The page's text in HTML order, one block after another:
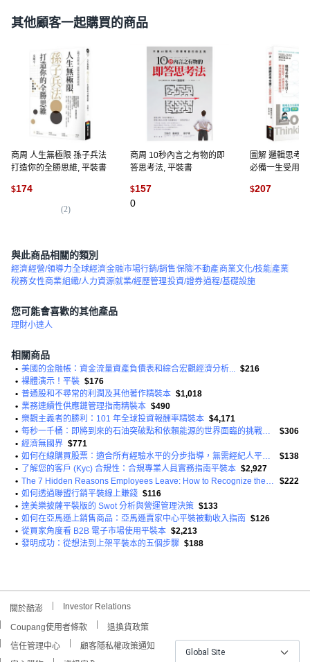
其他顧客一起購買的商品
商周 人生無極限 孫子兵法
打造你的全勝思維, 平裝書
$174
(2)
商周 10秒內言之有物的即
答思考法, 平裝書
$157
0
圖解 邏輯思考
必備一生受用！
維與應用, 平裝
$207
與此商品相關的類別
經濟經營/領導力全球經濟金融市場行銷/銷售保險不動產商業文化/技能產業
稅務女性商業組織/人力資源就業/經歷管理投資/證券過程/基礎設施
您可能會喜歡的其他產品
理財小達人
相關商品
• 美國的金融帳：資金流量資產負債表和綜合宏觀經濟分析...
$216
• 裸體演示！平裝 $176
• 普通股和不尋常的利潤及其他著作精裝本 $1,018
• 業務連續性供應鏈管理指南精裝本 $490
• 樂觀主義者的勝利：101 年全球投資報酬率精裝本 $4,171
•
$306
• 經濟無國界 $771
•
$138
• 了解您的客戶 (Kyc) 合規性：合規專業人員實務指南平裝本 $2,927
•
$222
• 如何透過聯盟行銷平裝線上賺錢 $116
• 達美樂披薩平裝版的 Swot 分析與營運管理決策 $133
• 如何在亞馬遜上銷售商品：亞馬遜賣家中心平裝被動收入指南 $126
• 從買家角度看 B2B 電子市場使用平裝本 $2,213
• 發明成功：從想法到上架平裝本的五個步驟 $188
關於酷澎 Investor Relations
Coupang使用者條款
退換貨政策
信任管理中心
顧客隱私權政策通知
Global Site